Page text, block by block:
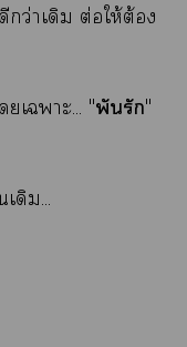
กว่าเดิม ต่อให้ต้อง
เาะ... "พันรัก"
ดิม...